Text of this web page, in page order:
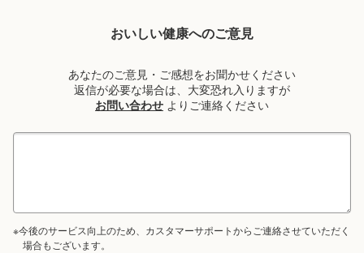
おいしい健康へのご意見
あなたのご意見・ご感想をお聞かせください
返信が必要な場合は、大変恐れ入りますが
お問い合わせ よりご連絡ください
※今後のサービス向上のため、カスタマーサポートからご連絡させていただく
場合もございます。